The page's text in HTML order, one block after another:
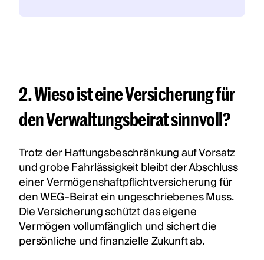
2. Wieso ist eine Versicherung für
den Verwaltungsbeirat sinnvoll?
Trotz der Haftungsbeschränkung auf Vorsatz
und grobe Fahrlässigkeit bleibt der Abschluss
einer Vermögenshaftpflichtversicherung für
den WEG-Beirat ein ungeschriebenes Muss.
Die Versicherung schützt das eigene
Vermögen vollumfänglich und sichert die
persönliche und finanzielle Zukunft ab.